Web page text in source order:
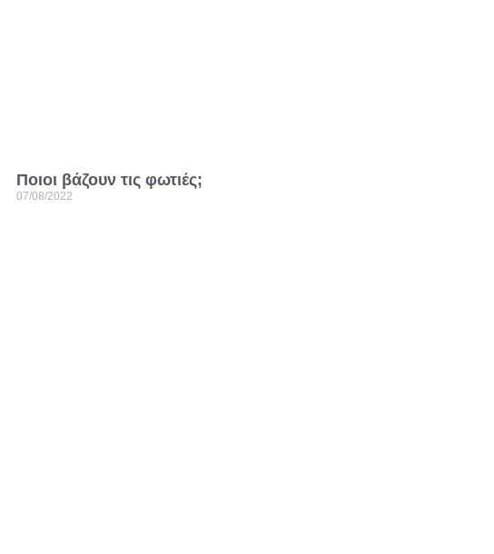
Ποιοι βάζουν τις φωτιές;
07/08/2022